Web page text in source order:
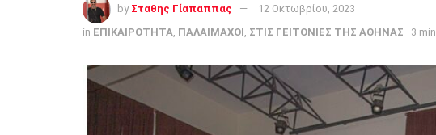
by Σταθης Γίαπαππας
12 Οκτωβρίου, 2023
in ΕΠΙΚΑΙΡΟΤΗΤΑ ΠΑΛΑΙΜΑΧΟΙ ΣΤΙΣ ΓΕΙΤΟΝΙΕΣ ΤΗΣ ΑΘΗΝΑΣ 3